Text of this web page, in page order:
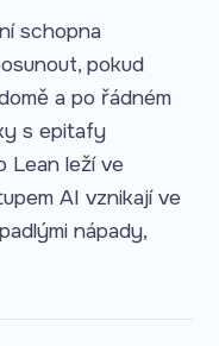
schopna
pokud
a po řádném
s epitafy
Lean leží ve
AI vznikají ve
nápady,